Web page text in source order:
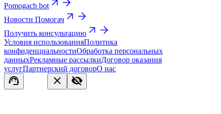
Pomogach bot
Новости Помогач
Получить консультацию
Условия использованияПолитика
конфиденциальностиОбработка персональных
данныхРекламные рассылкиДоговор оказания
услугПартнерский договорО нас